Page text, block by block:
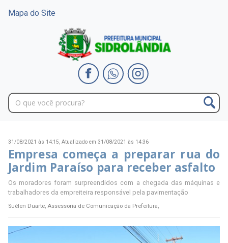
Mapa do Site
31/08/2021 às 14:15, Atualizado em 31/08/2021 às 14:36
Empresa começa a preparar rua do
Jardim Paraíso para receber asfalto
Os moradores foram surpreendidos com a chegada das máquinas e
trabalhadores da empreiteira responsável pela pavimentação
Suélen Duarte, Assessoria de Comunicação da Prefeitura,